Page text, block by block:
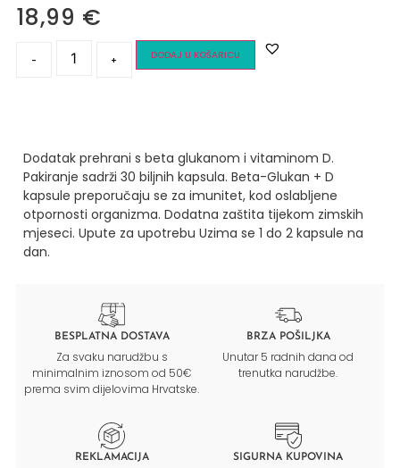
18,99 €
- + DODAJ U KOŠARICU
Dodatak prehrani s beta glukanom i vitaminom D.
Pakiranje sadrži 30 biljnih kapsula. Beta-Glukan + D
kapsule preporučaju se za imunitet, kod oslabljene
otpornosti organizma. Dodatna zaštita tijekom zimskih
mjeseci. Upute za upotrebu Uzima se 1 do 2 kapsule na
dan.
BESPLATNA DOSTAVA
Za svaku narudžbu s
minimalnim iznosom od 50€
prema svim dijelovima Hrvatske.
BRZA POŠILJKA
Unutar 5 radnih dana od
trenutka narudžbe.
REKLAMACIJA SIGURNA KUPOVINA